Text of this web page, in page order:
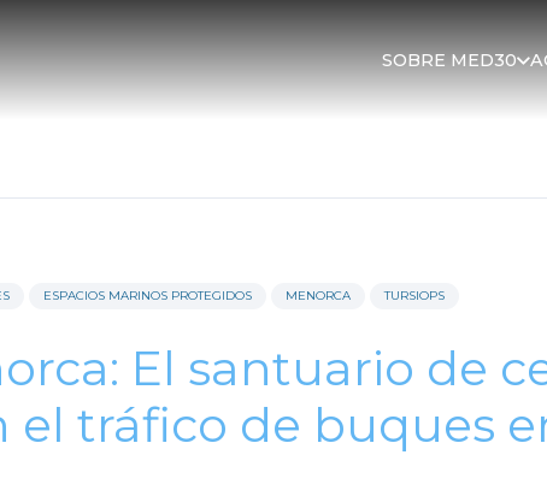
SOBRE MED30
ESPACIOS MARINOS PROTEGIDOS MENORCA TURSIOPS
El santuario de
el tráfico de buques